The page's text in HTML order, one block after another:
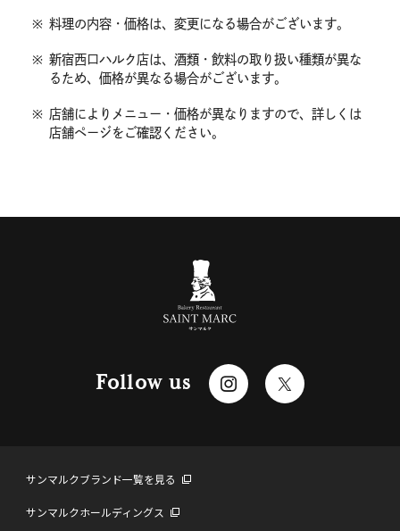
※ 料理の内容・価格は、変更になる場合がございます。
※ 新宿西口ハルク店は、酒類・飲料の取り扱い種類が異な
るため、価格が異なる場合がございます。
※ 店舗によりメニュー・価格が異なりますので、詳しくは
店舗ページをご確認ください。
Follow us
サンマルクブランド一覧を見る
サンマルクホールディングス